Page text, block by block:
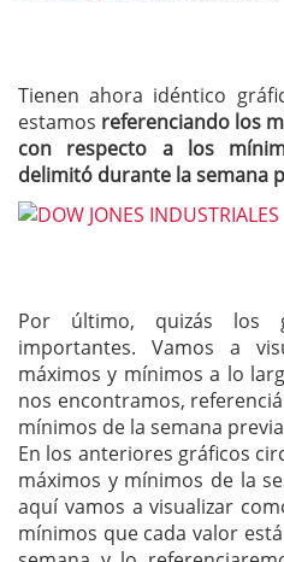
Tienen ahora idéntico
estamos referenciando los
con respecto a los
delimitó durante la semana
Por último, quizás los
importantes. Vamos a
máximos y mínimos a lo
nos encontramos,
mínimos de la semana
En los anteriores gráficos
máximos y mínimos de la
aquí vamos a visualizar
mínimos que cada valor